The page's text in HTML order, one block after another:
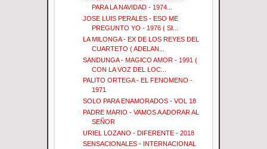
PARA LA NAVIDAD - 1974...
JOSE LUIS PERALES - ESO ME
PREGUNTO YO - 1976 ( SI...
LA MILONGA - EX DE LOS REYES DEL
CUARTETO ( ADELAN...
SANDUNGA - MAGICO AMOR - 1991 (
CON LA VOZ DEL LOC...
PALITO ORTEGA - EL FENOMENO -
1971
SOLO PARA ENAMORADOS - VOL 18
PADRE MARIO - VAMOS A ADORAR AL
SEÑOR
URIEL LOZANO - DIFERENTE - 2018
SENSACIONALES - INTERNACIONAL